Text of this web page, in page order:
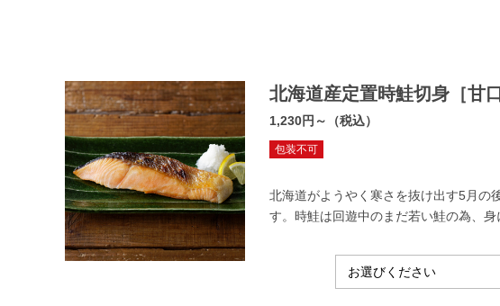
北海道産定置時鮭切身［甘口
1,230円～（税込）
包装不可
北海道がようやく寒さを抜け出す5月の
す。時鮭は回遊中のまだ若い鮭の為、身